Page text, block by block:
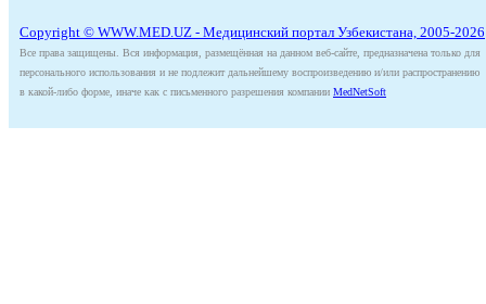
Copyright © WWW.MED.UZ - Медицинский портал Узбекистана, 2005-2026
Все права защищены. Вся информация, размещённая на данном веб-сайте, предназначена только для
персонального использования и не подлежит дальнейшему воспроизведению и/или распространению
в какой-либо форме, иначе как с письменного разрешения компании MedNetSoft